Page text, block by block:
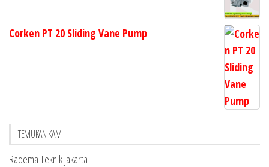
Corken PT 20 Sliding Vane Pump
TEMUKAN KAMI
Radema Teknik Jakarta